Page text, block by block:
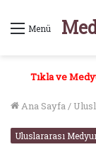
Menü
Tıkla ve
Ana Sayfa/
Uluslararası